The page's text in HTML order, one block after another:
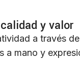
y valor
a través
a mano y